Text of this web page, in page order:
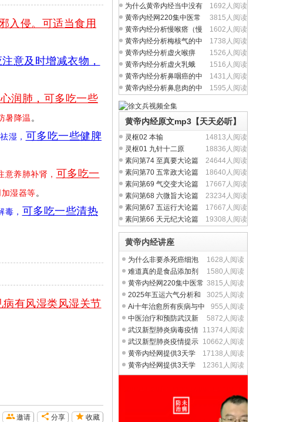
入侵。可适当食用
注意及时增减衣物，
润肺，可多吃一些
暑降温 。
湿， 可多吃一些健脾
养肺补肾， 可多吃一
湿器等。
， 可多吃一些清热
有风湿类风湿关节
收藏
分享
邀请
问题吗？
1692人阅读
为什么黄帝内经当中没有
完整的方剂学内容？
3815人阅读
黄帝内经网220集中医常
见病视频全集
1602人阅读
黄帝内经分析慢喉瘩（慢
性喉炎）的中医养生
1738人阅读
黄帝内经分析梅核气的中
医养生治疗与食疗
1526人阅读
黄帝内经分析虚火喉痹
（慢性咽炎）中医养生
1516人阅读
黄帝内经分析虚火乳蛾
（慢性扁桃体炎）中医
1431人阅读
黄帝内经分析鼻咽癌的中
医养生治疗与食疗
1595人阅读
黄帝内经分析鼻息肉的中
黄帝内经原文mp3【天天必听】
14813人阅读
灵枢02 本输
18836人阅读
灵枢01 九针十二原
24644人阅读
素问第74 至真要大论篇
18640人阅读
素问第70 五常政大论篇
17667人阅读
素问第69 气交变大论篇
23234人阅读
素问第68 六微旨大论篇
17667人阅读
素问第67 五运行大论篇
19308人阅读
素问第66 天元纪大论篇
黄帝内经讲座
1628人阅读
为什么非要杀死癌细泡
而不从提升人体正气入
1580人阅读
难道真的是食品添加剂
的问题吗？
3815人阅读
黄帝内经网220集中医常
见病视频全集
3025人阅读
2025年五运六气分析和
重大疾病养生预防
955人阅读
Ai十年治愈所有疾病与中
医防治未病的思想对
5872人阅读
中医治疗和预防武汉新
型冠状病毒-杨治武
11374人阅读
武汉新型肺炎病毒疫情
的中医西医治疗反思
10662人阅读
武汉新型肺炎疫情提示
我们要增强免疫力和自
17138人阅读
黄帝内经网提供3天学
会站桩艾灸刮痧(寒假暑
12361人阅读
黄帝内经网提供3天学
会50种常见病(寒假暑假